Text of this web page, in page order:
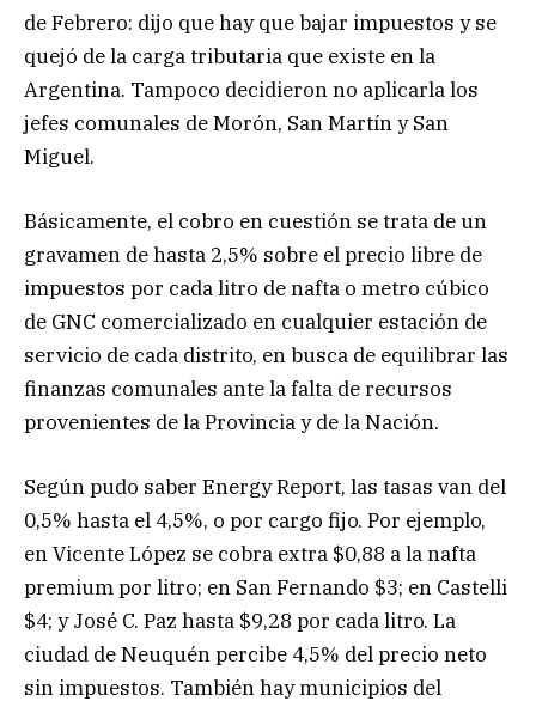
de Febrero: dijo que hay que bajar impuestos y se
quejó de la carga tributaria que existe en la
Argentina. Tampoco decidieron no aplicarla los
jefes comunales de Morón, San Martín y San
Miguel.
Básicamente, el cobro en cuestión se trata de un
gravamen de hasta 2,5% sobre el precio libre de
impuestos por cada litro de nafta o metro cúbico
de GNC comercializado en cualquier estación de
servicio de cada distrito, en busca de equilibrar las
finanzas comunales ante la falta de recursos
provenientes de la Provincia y de la Nación.
Según pudo saber Energy Report, las tasas van del
0,5% hasta el 4,5%, o por cargo fijo. Por ejemplo,
en Vicente López se cobra extra $0,88 a la nafta
premium por litro; en San Fernando $3; en Castelli
$4; y José C. Paz hasta $9,28 por cada litro. La
ciudad de Neuquén percibe 4,5% del precio neto
sin impuestos. También hay municipios del